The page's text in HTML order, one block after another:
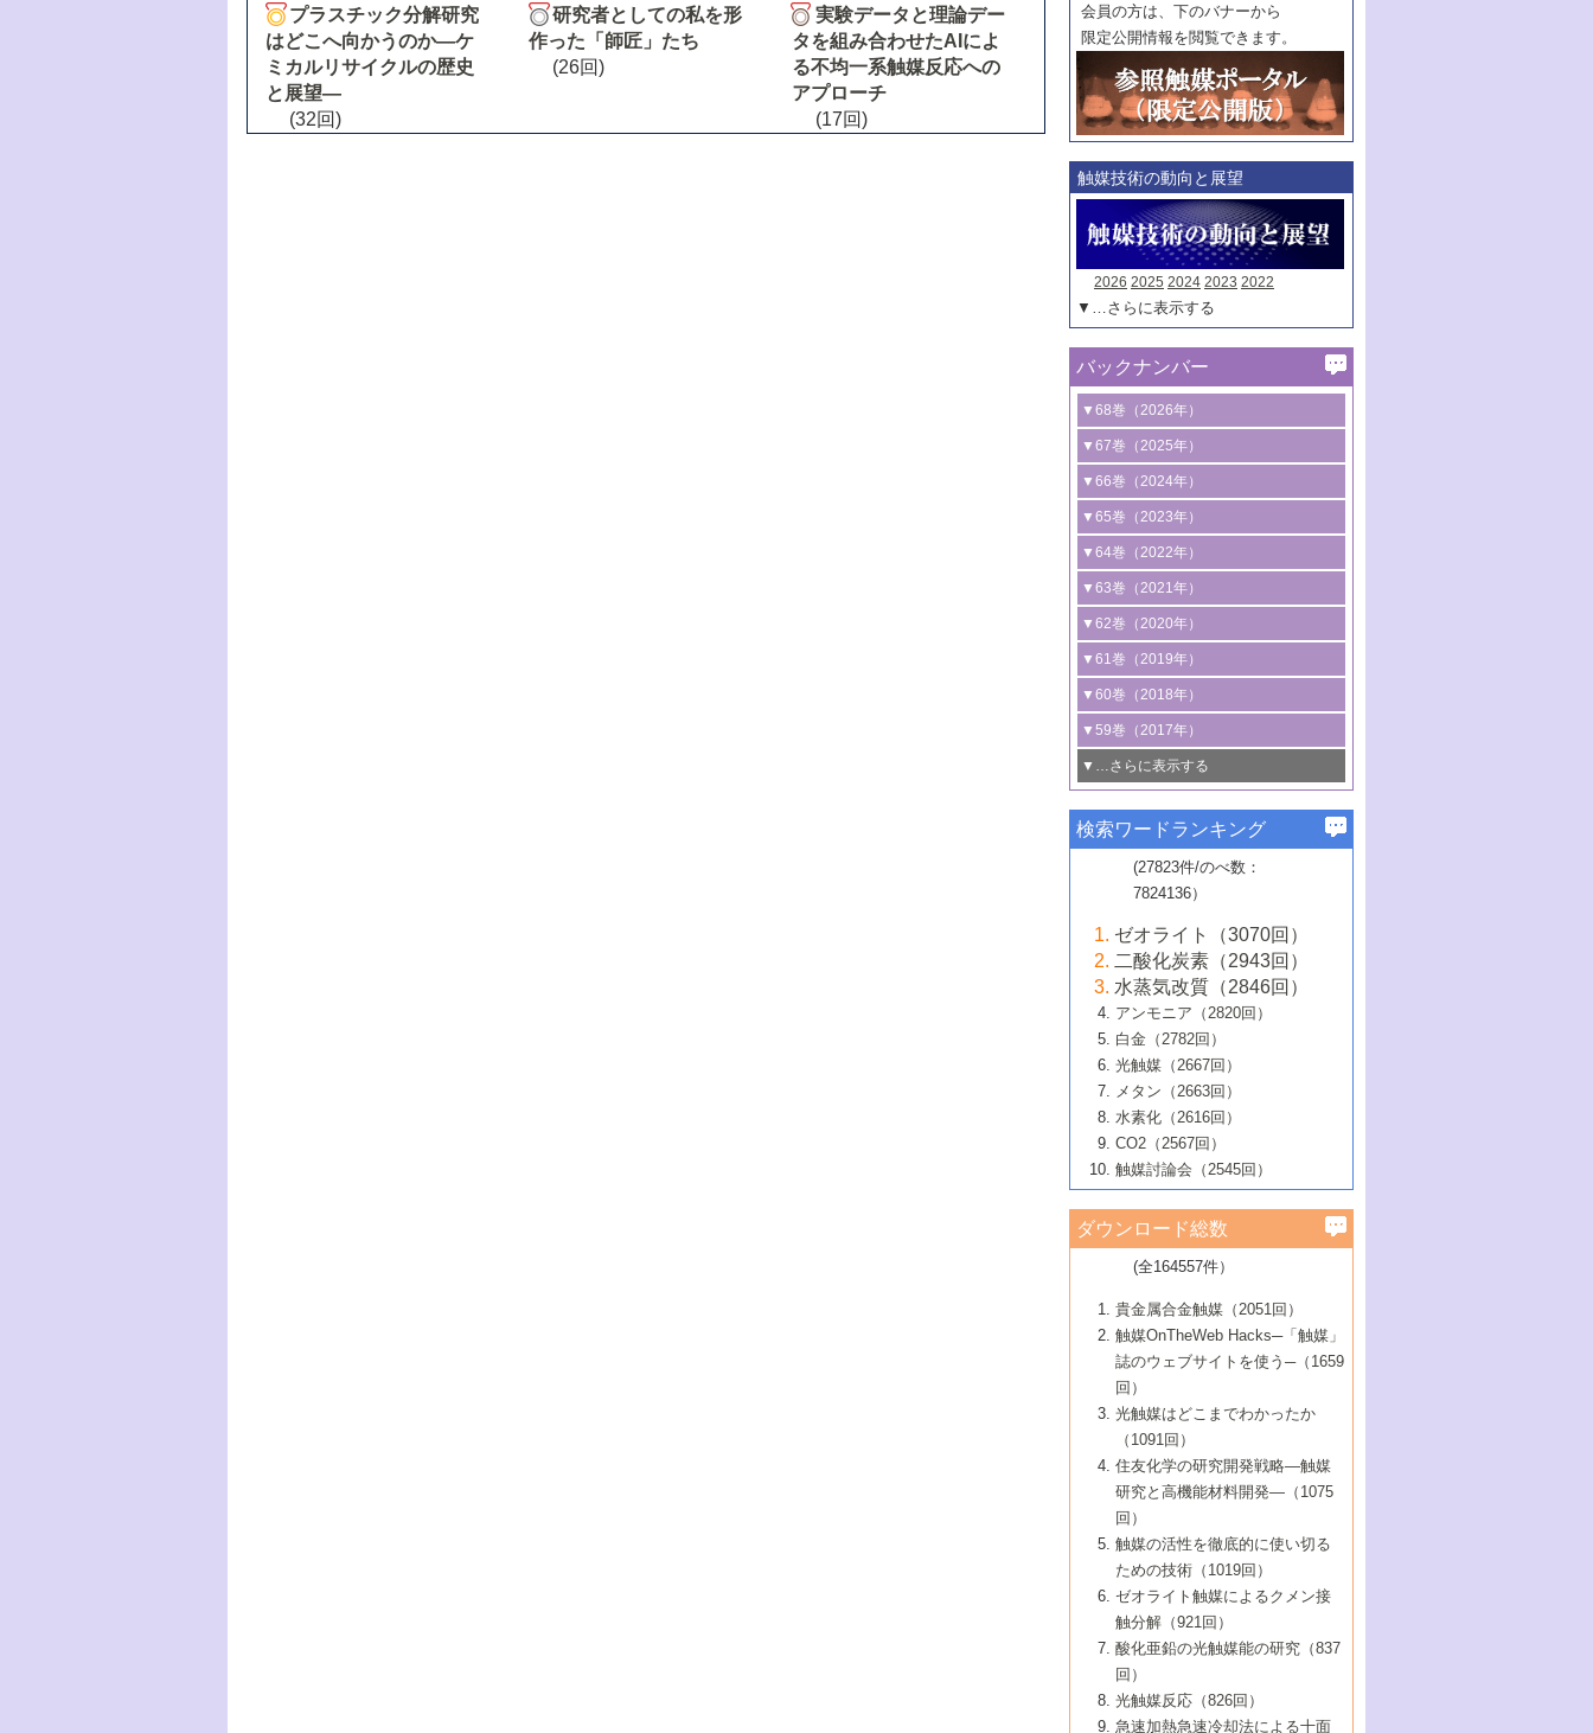
プラスチック分解研究
はどこへ向かうのか―ケ
ミカルリサイクルの歴史
と展望―
(32回)
研究者としての私を形
作った「師匠」たち
(26回)
実験データと理論デー
タを組み合わせたAIによ
る不均一系触媒反応への
アプローチ
(17回)
号
触媒年鑑
年度
記事種別
マーク：
マークあり
会員の方は、下のバナーから
限定公開情報を閲覧できます。
触媒技術の動向と展望
2026 2025 2024 2023 2022
▼…さらに表示する
バックナンバー
▼68巻（2026年）
1号 過酸化水素合成に関する研究動向
2号 コンピューター技術により加速する
触媒開発
3号 有機分子変換やCO 資源化のための
光触媒に関する最近の研究
B号 第137回触媒討論会（2026年）
▼67巻（2025年）
1号 CO
水素化によるグリーン燃料/グリ
ーンケミカル製造
2号 水素製造のための水分解技術に関す
る最近の研究
3号 オレフィン系樹脂の精密合成に関す
る最新技術
4号 アルコール類の効率的変換を実現す
る非貴金属触媒の研究動向
5号 ゼオライトの合成と応用における研
究動向
6号 ヘテロ接合界面
B号 第135回触媒討論会（2025年）
▼66巻（2024年）
1号 低次元ナノ構造を有する触媒材料
2号 規制反応場を活用した固体触媒研究
の新展開
3号 未踏分子変換を目指した酸化触媒プ
ロセスの最前線
4号 シンクロトロン放射光および中性子
線を利用した触媒解析技術の最先端
5号 単原子触媒
6号 参照触媒委員会からのお知らせ
B号 第133回触媒討論会（2023年）
▼65巻（2023年）
1号 炭素が関わる触媒機能
2号 プラスチックケミカルリサイクルの
ための触媒技術
3号 非酸化物系金属化合物を基盤とした
触媒材料の開発
4号 格子酸素・格子酸素欠陥を利用した
触媒反応
5号 生体触媒によるエネルギー変換反応
6号 窒素とリンの循環のための触媒・機
能性材料
▼64巻（2022年）
1号 合成ガス製造とCOを用いるケミカル
ズ合成の最新動向
2号 化学品合成のための合金触媒開発
3号 CO の排出削減および有効活用のた
めの触媒技術
4号 若手による情報発信企画～とびたて
若き触媒の研究者たち～（1）
若き触媒の研究者たち～（2）
6号 石油のノーブル・ユースを志向した
触媒技術
大学：オンライン・対面開催）
▼63巻（2021年）
1号 金触媒の新展開
2号 ペロブスカイト
3号 特殊反応場を利用した触媒的分子変
換反応
4号 多孔質材料を用いた触媒の新展開
5号 情報学的手法を用いた触媒開発
6号 カーボンニュートラルに向けた電解
技術
B号 第127回触媒討論会（2021年・オン
ライン開催(Zoom)のみ）
▼62巻（2020年）
1号 触媒設計を拓く欠陥構造のキャラク
タリゼーション
2号 機能化学品製造に資するクリーンな
触媒的酸化反応
3号 水処理のための触媒化学
4号 光触媒を用いた水分解の最新の研究
動向
5号 次世代の触媒プロセスを支えるマイ
6号 メタン転換技術の最新動向
B号 第125回触媒討論会（2020年・工学
院大学）
▼61巻（2019年）
1号 物質移動制御に着目した触媒プロセ
ス開発
2号 CO2 フリー水素サプライチェーンに
関わる触媒開発動向
3号 精密高分子合成に関する最近の研究
動向
4号 バイオマス化成品製造のための触媒
5号 固体触媒による含窒素有機化合物変
換の最前線
6号 貴金属使用量低減に向けた自動車排
ガス浄化触媒の開発
B号 第123回触媒討論会（2019年・大阪
▼60巻（2018年）
1号 固体酸触媒の最新の研究動向
2号 二酸化炭素からの有用化学品合成
3号 ナノ粒子・クラスター触媒の最前線
4号 60周年記念企画
5号 進化するゼオライト合成技術
6号 非貴金属系触媒における電気化学的
B号 第121回触媒討論会（2018年・東京
大学）
▼59巻（2017年）
1号 いたるところに，触媒
最先端技術
3号 無機分離膜材料の開発と触媒反応プ
ロセスへの適用
5号 水素のふるまいを解き明かす最先端
研究
6号 低級アルカンの有効利用のための触
媒技術
B号 第119回触媒討論会（2017年・首都
大学東京）
▼…さらに表示する
1号 ユニークな構造の高分子を生み出す触
2号 リグニンからの化成品製造に向けた触
媒技術
3号 触媒研究の最先端～とびたて若き研究
者たち～（1）
4号 触媒研究の最先端～とびたて若き研究
者たち～（2）
5号 触媒研究の最先端～とびたて若き研究
者たち～（3）
6号 イオニクス材料と燃料電池・電解合成
の最新の研究動向
B号 第117回触媒討論会（2016年・大阪府
立大学）
▼57巻（2015年）
1号 水素キャリアにかかわる触媒技術の新
2号 石油精製用触媒の最近の進展
3号 固体酸化物形燃料電池（SOFC）におけ
るアノード触媒上での燃料直接改質技術
4号 コアシェル構造の制御による触媒機能
5号 工業触媒およびその周辺技術の最近の
進歩
6号 ナノシート
B号 第115回触媒討論会（2015年・成蹊大
▼56巻（2014年）
2号 光触媒反応機構に関する最新の研究動
向
開発動向
4号 人工光合成に向けた近年のアプローチ
5号 未利用熱エネルギーの有効活用に貢献
する触媒技術
6号 ポリオキソメタレート
B号 第113回触媒討論会（2014年・ロワジ
ールホテル豊橋）
1号 高耐久性燃料電池システム用触媒にお
ける新展開
2号 リビングラジカル重合の最近の動向
3号 天然ガスの化学工業的展開に関する触
媒技術
4号 貴金属触媒の精密構造制御とその活用
5号 バイオマス化成品製造のための固体触
6号 ナノ空間─吸着状態解析から新機能開拓
B号 第111回触媒討論会（2013年・関西大
▼54巻（2012年）
1号 規則性多孔体の利用技術における最近
の進歩
2号 第109回触媒討論会
3号 貴金属低減技術の最新動向
4号 貴金属代替技術の最新動向
5号 光触媒による物質変換反応の新展開
6号 グラフェン
7号 水素を利用する化成品合成の新潮流
▼53巻（2011年）
1号 金属学から見る合金触媒の新展開
2号 第107回触媒討論会
3号 触媒のその場観察法の進歩（１）
4号 触媒のその場観察法の進歩（２）
5号 不活性結合の触媒的活性化による有機
合成
6号 新しい固体酸触媒技術
7号 ゼオライト合成における最近の進歩
▼52巻（2010年）
1号 触媒の劣化対策と長寿命触媒開発
2号 第105回触媒討論会
3号 ナノ構造が拓く新機能
4号 活性サイトおよびその環境の精密な設
計による触媒の高機能化
5号 触媒を有効に使うための技術
7号 有機分子触媒による精密有機合成
8号 高機能化ポリオレフィンに向けた重合
触媒の最近の進展
1号 炭素材料－熱い注目を集める材料－
2号 第103回触媒討論会
3号 環境浄化用光触媒の現状と課題
4号 水素社会の実現に向けた水素製造・貯
蔵技術の進歩
5号 CO2が関わる触媒・材料
7号 持続可能社会実現のための触媒および
触媒関連技術
▼50巻（2008年）
1号 触媒化学と学会のこの10年，半世紀，
そして未来
2号 第101回触媒討論会
4号 錯体を利用したユニークな表面構造の
構築と機能
5号 若手会員による触媒研究の未来展望1：
企業編
6号 第102回触媒討論会
7号 触媒・化学反応における計算化学の進
8号 若手研究者による触媒研究の未来展望
2：大学・研究所編
▼49巻（2007年）
1号 含フッ素化合物の合成と触媒
2号 第99回触媒討論会
3号 実用的ファインケミカル合成プロセス
を実現する触媒
5号 こんな物質，あんな物質―新たな触媒
の可能性―
7号 『結晶の化学』を活かした触媒研究
8号 イオン液体の応用
▼48巻（2006年）
1号 固体酸触媒の最近の進歩
2号 第97回触媒討論会
3号 リビング重合触媒の最近の展開
5号 水素製造・貯蔵のための触媒技術の新
しい展開
6号 第98回触媒討論会
7号 基礎化学品製造の触媒技術
8号 多機能型リアクター
1号 最近の触媒担体とその効果
2号 第95回触媒討論会
4号 水分解用光触媒材料
5号 時間分解分光の進歩と応用
6号 第96回触媒討論会
8号 超臨界流体を用いた化学プロセスの新
▼46巻（2004年）
1号 部分酸化反応触媒の最前線
2号 第93回触媒討論会
3号 特殊エネルギー場の触媒反応
4号 生体内における金属の触媒作用
5号 ファインケミカルズの展開に寄与する
6号 第94回触媒討論会
7号 サブナノレベルでみた新しい表面現象
8号 オレフィン重合触媒の新たな展
▼45巻（2003年）
1号 なぜこの触媒が良いのか？
2号 第91回触媒討論会
3号 最近の自動車排ガス処理技術
4号 触媒研究の現状と将来─第90回触媒討論
5号 基礎化学品製造の触媒技術
6号 第92回触媒討論会
7号 基礎化学品製造の触媒技術
8号 資源の循環と触媒技術
▼44巻（2002年）
1号 高次制御された触媒の化学
2号 第89回触媒討論会
3号 触媒を利用した電気化学の新展開
4号 ナノ材料の調製と機能化
5号 こんな触媒が欲しい
6号 第90回触媒討論会
7号 触媒研究と学術雑誌/情報
8号 若い世代からみた触媒化学の現状と未
▼43巻（2001年）
1号 グリーンケミストリーと触媒
2号 第87回触媒討論会特集号
3号 生体触媒とバイオプロセス
4号 水素製造・利用の触媒化学
5号 触媒研究における新しい切り口：コン
ビナトリアルケミストリー
6号 第88回触媒討論会特集号
7号 企業における触媒研究のブレークスル
8号 この材料を触媒として使ってみません
▼42巻（2000年）
1号 触媒反応工学の明日を拓く
2号 第85回触媒討論会
3号 反応ダイナミクス
5号 触媒のおもしろさをどのように伝える
6号 第86回触媒討論会
7号 水素化精製触媒の新しい展開
8号 新しい反応性と機能性を目指した金属
クラスタ-化学
▼41巻（1999年）
1号 孔、穴、あな?-特異な空間とその利用-
2号 第83回触媒討論会
3号 均一系触媒反応最前線
4号 実用炭素材料の新展開
5号 研究の方法論を考える
7号 機能性金属材料と触媒
8号 触媒研究へのNMRの応用と展望
▼40巻（1998年）
進展と21世紀への提言/創立40周年記念・触
媒学会この10年の歩みとこれから/創立40周
2号 第81回触媒討論会
3号 計算機触媒化学へのさそい
4号 触媒劣化の制御と予測
5号 最新の実用プロセスと触媒
6号 第82回触媒討論会
1号 均一系と不均一系触媒反応-その特徴と
接点
2号 第79回触媒討論会
3号 最新NO除去触媒の実用化研究
4号 新しい反応場を目指した触媒調製
5号 反応・分離技術の新しい展開
6号 第80回触媒討論会
▼38巻（1996年）
1号 触媒の構造と触媒作用/C1化学を中心と
する21世紀への触媒
3号 オリンピックメダル:金・銀・銅はどん
な触媒作用を示すか
4号 触媒作用における機能の複合化
▼37巻（1995年）
1号 ファインケミカルズと固体触媒
2号 第75回触媒討論会
3号 希土類を利用した触媒
4号 触媒とリサイクル
5号 エネルギー変換触媒
▼36巻（1994年）
1号 電気化学と触媒
2号 第73回触媒討論会
3号 C4化学の展開
4号 《通常号》
▼35巻（1993年）
1号 工業触媒開発マニュアル―探索から工
業化まで
2号 第71回触媒討論会
▼34巻（1992年）
1号 インパクトを与えたこの研究
2号 第69回触媒討論会
▼33巻（1991年）
1号 触媒プロセス開発マニュアル―探索か
▼32巻（1990年）
検索ワードランキング
(27823件/のべ数：
7824136）
ゼオライト（3070回）
二酸化炭素（2943回）
水蒸気改質（2846回）
アンモニア（2820回）
白金（2782回）
光触媒（2667回）
メタン（2663回）
水素化（2616回）
CO2（2567回）
触媒討論会（2545回）
ダウンロード総数
(全164557件）
貴金属合金触媒（2051回）
触媒OnTheWeb Hacks─「触媒」
誌のウェブサイトを使う─（1659
回）
光触媒はどこまでわかったか
（1091回）
住友化学の研究開発戦略―触媒
研究と高機能材料開発―（1075
回）
触媒の活性を徹底的に使い切る
ための技術（1019回）
ゼオライト触媒によるクメン接
触分解（921回）
酸化亜鉛の光触媒能の研究（837
回）
光触媒反応（826回）
急速加熱急速冷却法による十面